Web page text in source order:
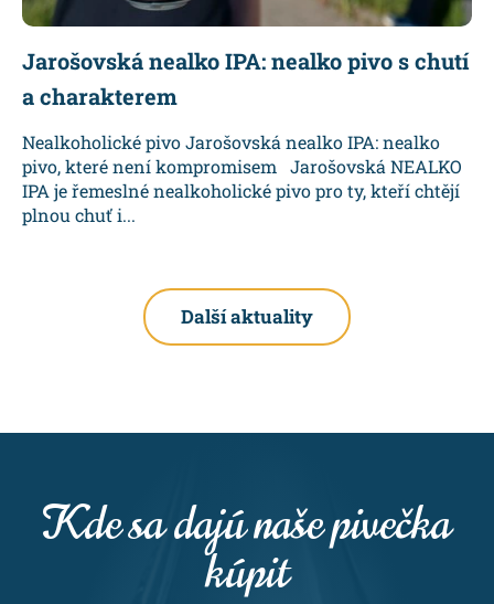
Jarošovská nealko IPA: nealko pivo s chutí
a charakterem
Nealkoholické pivo Jarošovská nealko IPA: nealko
pivo, které není kompromisem Jarošovská NEALKO
IPA je řemeslné nealkoholické pivo pro ty, kteří chtějí
plnou chuť i...
Další aktuality
Kde sa dajú naše pivečka
kúpit